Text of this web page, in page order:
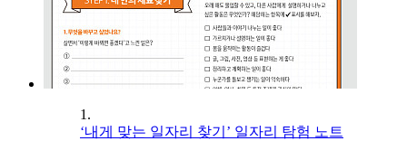
1.
‘내게 맞는 일자리 찾기’ 일자리 탐험 노트